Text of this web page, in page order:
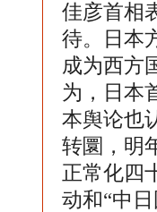
佳彦首相
待。日本
成为西方
为，日本
本舆论也
转圜，明
正常化四
动和“中